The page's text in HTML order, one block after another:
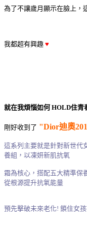
為了不讓歲月顯示在臉上，
我都超有興趣 ♥
就在我煩惱如何 HOLD住青
剛好收到了 "Dior迪奧
這系列主要就是針對新世代
養組，以凍妍新肌抗氧
霜為核心，搭配五大精準保
從根源提升抗氧能量
預先擊破未來老化! 鎖住女